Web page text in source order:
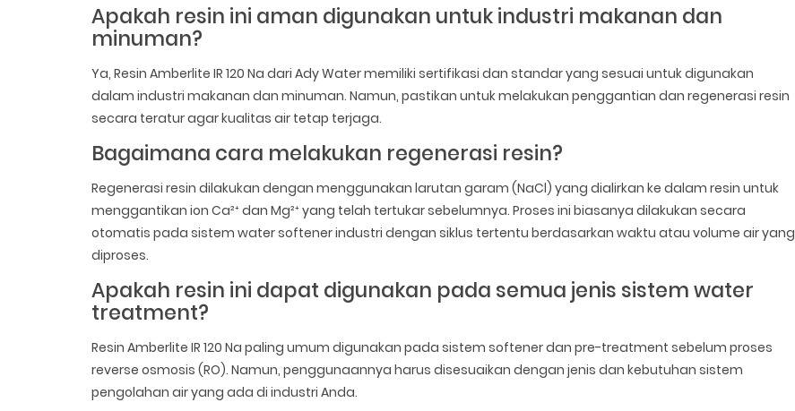
Apakah resin ini aman digunakan untuk industri makanan dan
minuman?
Ya, Resin Amberlite IR 120 Na dari Ady Water memiliki sertifikasi dan standar yang sesuai untuk digunakan
dalam industri makanan dan minuman. Namun, pastikan untuk melakukan penggantian dan regenerasi resin
secara teratur agar kualitas air tetap terjaga.
Bagaimana cara melakukan regenerasi resin?
Regenerasi resin dilakukan dengan menggunakan larutan garam (NaCl) yang dialirkan ke dalam resin untuk
menggantikan ion Ca²⁺ dan Mg²⁺ yang telah tertukar sebelumnya. Proses ini biasanya dilakukan secara
otomatis pada sistem water softener industri dengan siklus tertentu berdasarkan waktu atau volume air yang
diproses.
Apakah resin ini dapat digunakan pada semua jenis sistem water
treatment?
Resin Amberlite IR 120 Na paling umum digunakan pada sistem softener dan pre-treatment sebelum proses
reverse osmosis (RO). Namun, penggunaannya harus disesuaikan dengan jenis dan kebutuhan sistem
pengolahan air yang ada di industri Anda.